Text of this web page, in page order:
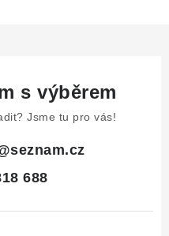
s výběrem
Jsme tu pro vás!
seznam.cz
688